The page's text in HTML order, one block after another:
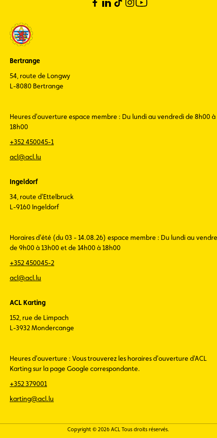
Bertrange
54, route de Longwy
L-8080 Bertrange
Heures d'ouverture espace membre : Du lundi au vendredi de 8h00 à
18h00
+352 450045-1
acl@acl.lu
Ingeldorf
34, route d'Ettelbruck
L-9160 Ingeldorf
Horaires d'été (du 03 - 14.08.26) espace membre : Du lundi au
de 9h00 à 13h00 et de 14h00 à 18h00
+352 450045-2
acl@acl.lu
ACL Karting
152, rue de Limpach
L-3932 Mondercange
Heures d'ouverture : Vous trouverez les horaires d'ouverture d'ACL
Karting sur la page Google correspondante.
+352 379001
karting@acl.lu
Copyright © 2026 ACL Tous droits réservés.